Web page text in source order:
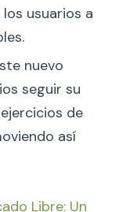
usuarios a
nuevo
seguir su
de
así
Libre: Un